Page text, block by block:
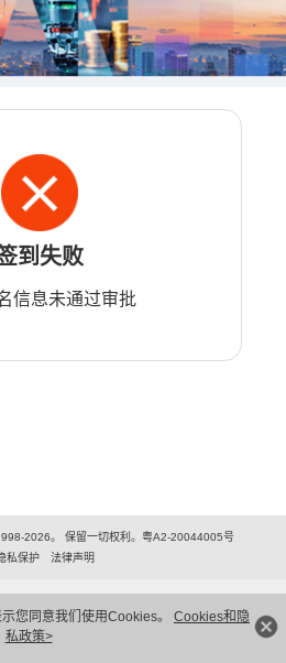
您同意我们使用Cookies。 Cookies和隐
私政策>
到失败
信息未通过审批
2026。 保留一切权利。粤A2-20044005号
私保护
法律声明